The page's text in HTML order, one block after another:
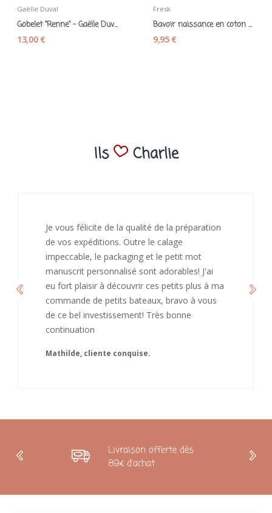
Gaëlle Duval
Gobelet "Renne" - Gaëlle Duval
13,00 €
Fresk
Bavoir naissance en coton bio "Hérissons" - Fresk
9,95 €
Ils Charlie
J’ai adoré ouvrir ce paquet votre message est
bienveillant et fait plaisir. Je ne manquerai pas
de recommandé chez vous. Bonne
continuation et merci à vous.
Caroline
Livraison offerte dès
89€ d'achat